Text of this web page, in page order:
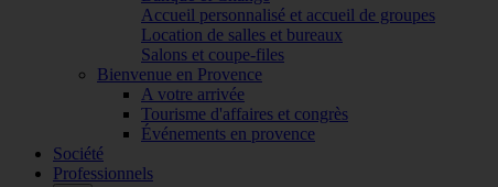
Accueil personnalisé et accueil de groupes
Location de salles et bureaux
Salons et coupe-files
Bienvenue en Provence
A votre arrivée
Tourisme d'affaires et congrès
Événements en provence
Société
Professionnels